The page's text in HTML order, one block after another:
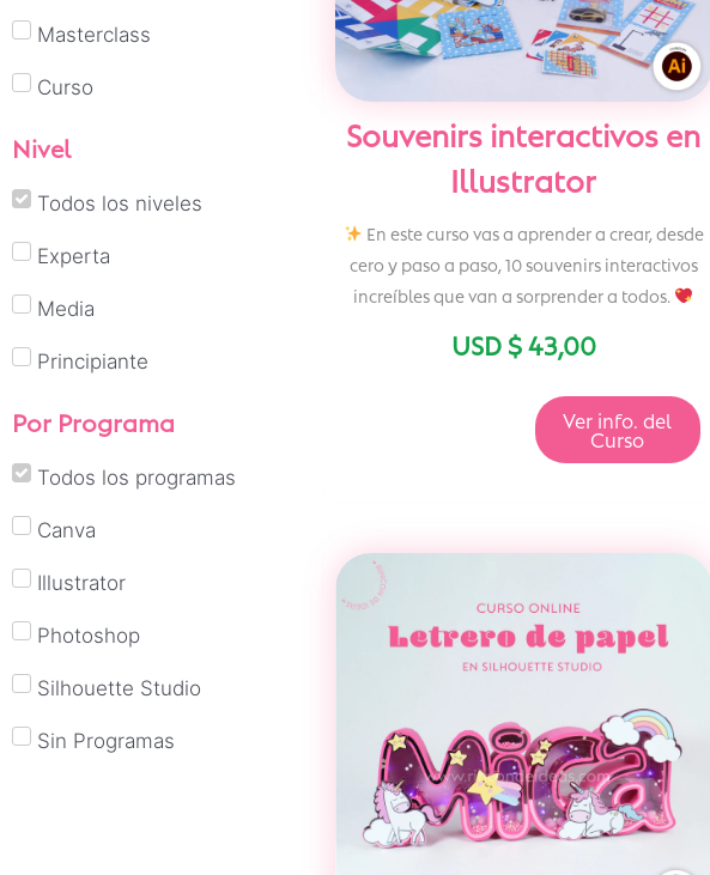
Masterclass
Curso
Nivel
Todos los niveles
Experta
Media
Principiante
Por Programa
Todos los programas
Canva
Illustrator
Photoshop
Silhouette Studio
Sin Programas
Souvenirs interactivos en
Illustrator
En este curso vas a aprender a crear, desde
cero y paso a paso, 10 souvenirs interactivos
increíbles que van a sorprender a todos.
USD $43,00
Ver info. del
Curso